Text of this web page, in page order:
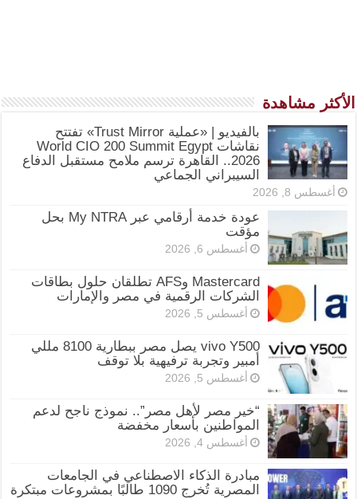
الأكثر مشاهدة
بالفيديو | «عملية Trust Mirror» تفتتح
نقاشات World CIO 200 Summit Egypt
2026.. القاهرة ترسم ملامح مستقبل الدفاع
السيبراني الجماعي
أغسطس 8, 2026
عودة خدمة أرقامي عبر My NTRA بحل
مؤقت
أغسطس 6, 2026
Mastercard وAFS تطلقان حلول بطاقات
الشركات الرقمية في مصر والإمارات
أغسطس 5, 2026
vivo Y500 يصل مصر ببطارية 8100 مللي
أمبير وتجربة ترفيهية بلا توقف
أغسطس 5, 2026
“خير مصر لأهل مصر”.. نموذج ناجح لدعم
المواطنين بأسعار مخفضة
أغسطس 4, 2026
مبادرة الذكاء الاصطناعي في الجامعات
المصرية تُخرج 1090 طالبًا بمشروعات مبتكرة